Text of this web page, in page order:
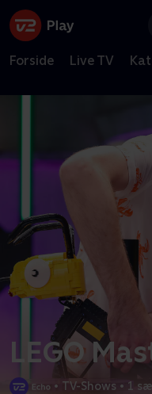
Forside Live TV
LEGO
• TV-Shows • 1